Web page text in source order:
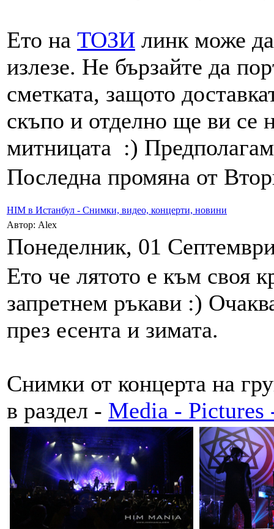
Ето на ТОЗИ линк може да
излезе. Не бързайте да
сметката, защото
скъпо и отделно ще ви се
митницата :)
Последна промяна от
HIM в Истанбул - Снимки, видео, концерти, новини
Автор: Alex
Понеделник, 01
Ето че лятото е към своя
запретнем ръкави :)
през есента и зимата.
Снимки от концерта на
в раздел - Media - Pictures